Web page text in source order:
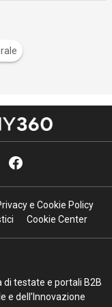
e Cookie Policy
Cookie Center
di testate e portali B2B
e dell’Innovazione